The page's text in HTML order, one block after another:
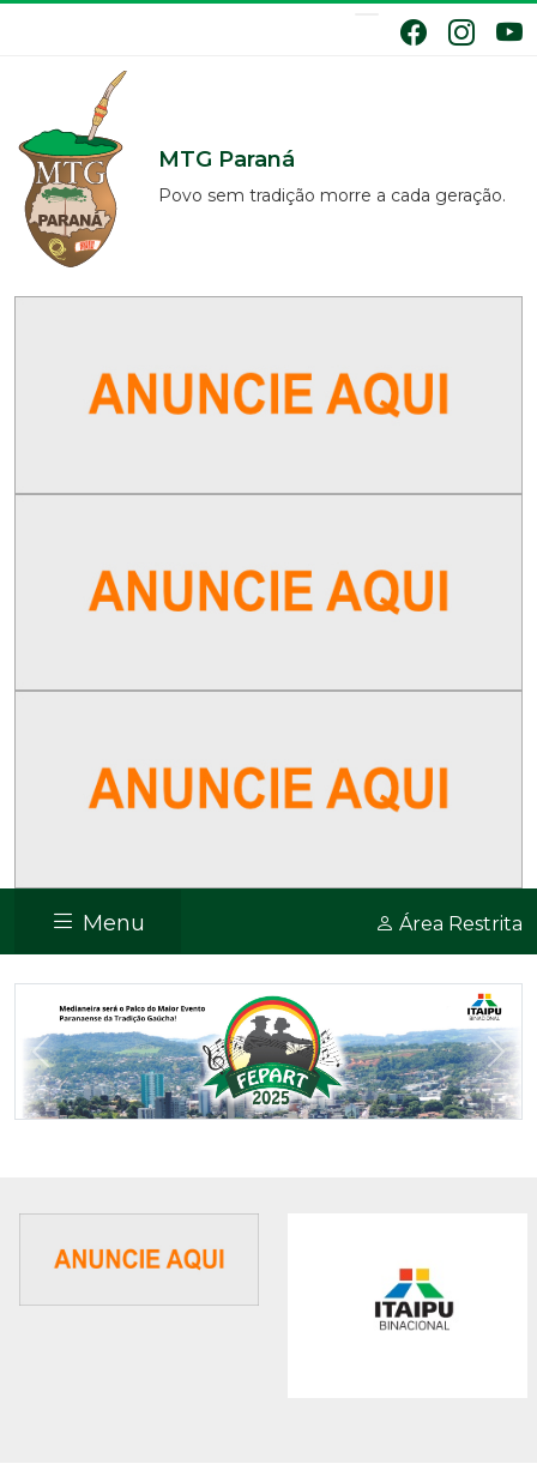
MTG Paraná
Povo sem tradição morre a cada geração.
Menu Área Restrita
Previous